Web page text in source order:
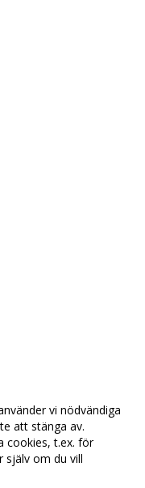
vi nödvändiga
att stänga av.
cookies, t.ex. för
själv om du vill